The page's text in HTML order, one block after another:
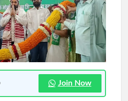
बिशप आनंद डेविड खाल्खो के अभिषेक एवं
घेराव को भाजयुमो का समर्थन,
ताकत से खड़े होंगे
Join Now